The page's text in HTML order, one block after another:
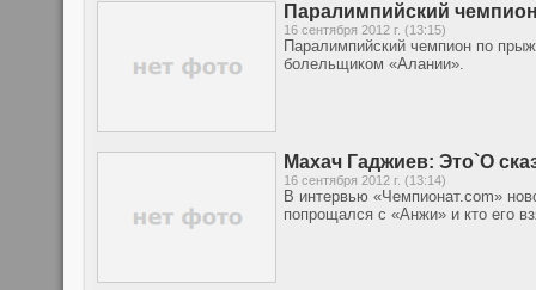
Паралимпийский
16 сентября 2012 г. (13:15)
Паралимпийский чемпион по
болельщиком «Алании».
Махач Гаджиев: Это`О
16 сентября 2012 г. (13:14)
В интервью «Чемпионат.com»
попрощался с «Анжи» и кто его